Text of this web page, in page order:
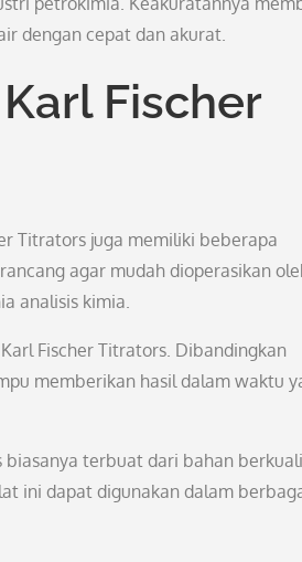
dengan cepat dan akurat.
Fischer
Titrators juga memiliki beberapa
agar mudah dioperasikan
analisis kimia.
Fischer Titrators. Dibandingkan
memberikan hasil dalam waktu
biasanya terbuat dari bahan
ini dapat digunakan dalam